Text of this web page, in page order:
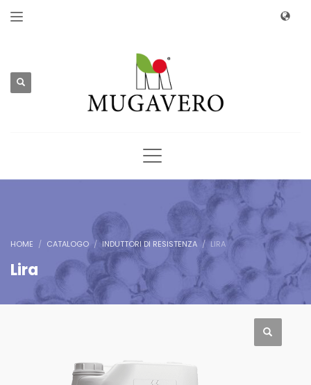
HOME CATALOGO INDUTTORI DI RESISTENZA LIRA
Lira